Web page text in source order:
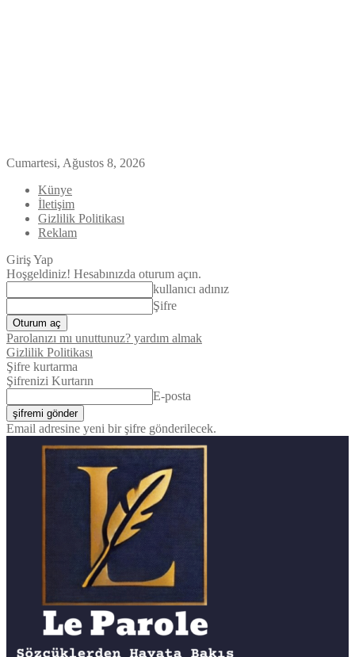
Cumartesi, Ağustos 8, 2026
Künye
İletişim
Gizlilik Politikası
Reklam
Giriş Yap
Hoşgeldiniz! Hesabınızda oturum açın.
kullanıcı adınız
Şifre
Parolanızı mı unuttunuz? yardım almak
Gizlilik Politikası
Şifre kurtarma
Şifrenizi Kurtarın
E-posta
Email adresine yeni bir şifre gönderilecek.